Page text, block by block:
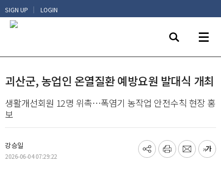
SIGN UP | LOGIN
괴산군, 농업인 온열질환 예방요원 발대식 개최
생활개선회원 12명 위촉…폭염기 농작업 안전수칙 현장 홍
보
강승일
2026-06-04 07:29:22
기
프
메
글